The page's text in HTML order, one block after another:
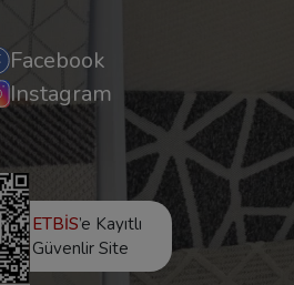
Facebook
Instagram
ETBİS’e Kayıtlı
Güvenlir Site